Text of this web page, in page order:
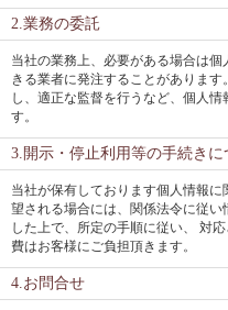
2.業務の委託
当社の業務上、必要がある場合は
きる業者に発注することがありま
し、適正な監督を行うなど、個人
す。
3.開示・停止利用等の手続きに
当社が保有しております個人情報
望される場合には、関係法令に従
した上で、所定の手順に従い、 対
費はお客様にご負担頂きます。
4.お問合せ